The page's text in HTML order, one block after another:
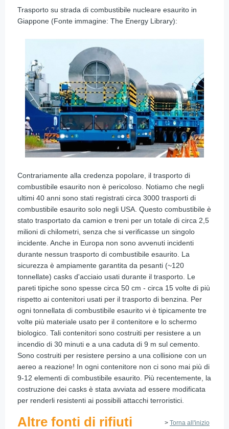
Trasporto su strada di combustibile nucleare esaurito in
Giappone (Fonte immagine: The Energy Library):
Contrariamente alla credenza popolare, il trasporto di
combustibile esaurito non è pericoloso. Notiamo che negli
ultimi 40 anni sono stati registrati circa 3000 trasporti di
combustibile esaurito solo negli USA. Questo combustibile è
stato trasportato da camion e treni per un totale di circa 2,5
milioni di chilometri, senza che si verificasse un singolo
incidente. Anche in Europa non sono avvenuti incidenti
durante nessun trasporto di combustibile esaurito. La
sicurezza è ampiamente garantita da pesanti (~120
tonnellate) casks d'acciaio usati durante il trasporto. Le
pareti tipiche sono spesse circa 50 cm - circa 15 volte di più
rispetto ai contenitori usati per il trasporto di benzina. Per
ogni tonnellata di combustibile esaurito vi è tipicamente tre
volte più materiale usato per il contenitore e lo schermo
biologico. Tali contenitori sono costruiti per resistere a un
incendio di 30 minuti e a una caduta di 9 m sul cemento.
Sono costruiti per resistere persino a una collisione con un
aereo a reazione! In ogni contenitore non ci sono mai più di
9-12 elementi di combustibile esaurito. Più recentemente, la
costruzione dei casks è stata avviata ad essere modificata
per renderli resistenti ai possibili attacchi terroristici.
> Torna all'inizio
Altre fonti di rifiuti